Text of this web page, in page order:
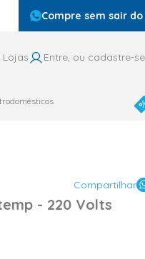
Compre sem sair
Lojas Entre, ou cadastre-se
Compartilhar
- 220 Volts